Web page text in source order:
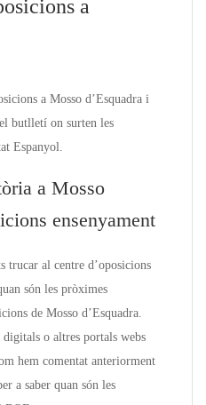
a
a Mosso d’Esquadra i
butlletí on surten les
Espanyol.
a Mosso
ensenyament
trucar al centre d’oposicions
són les pròximes
de Mosso d’Esquadra.
o altres portals webs
hem comentat anteriorment
a saber quan són les